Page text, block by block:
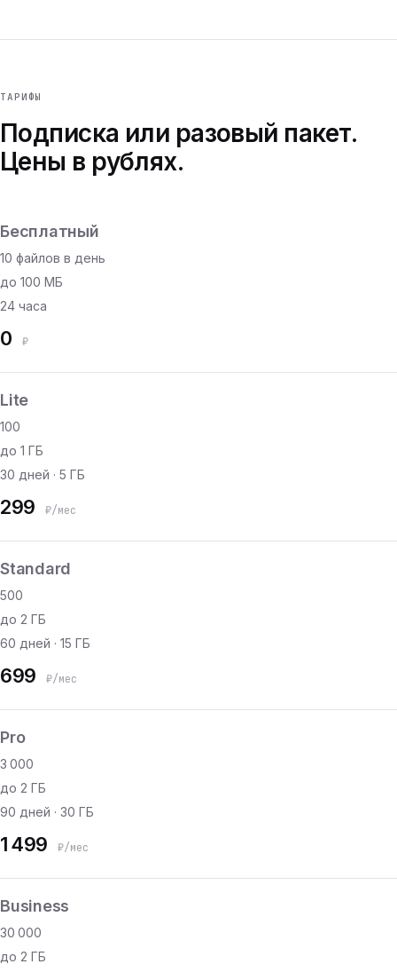
ТАРИФЫ
Подписка или разовый пакет.
Цены в рублях.
Бесплатный
10 файлов в день
до 100 МБ
24 часа
0 ₽
Lite
100
до 1 ГБ
30 дней · 5 ГБ
299 ₽/мес
Standard
500
до 2 ГБ
60 дней · 15 ГБ
699 ₽/мес
Pro
3 000
до 2 ГБ
90 дней · 30 ГБ
1 499 ₽/мес
Business
30 000
до 2 ГБ